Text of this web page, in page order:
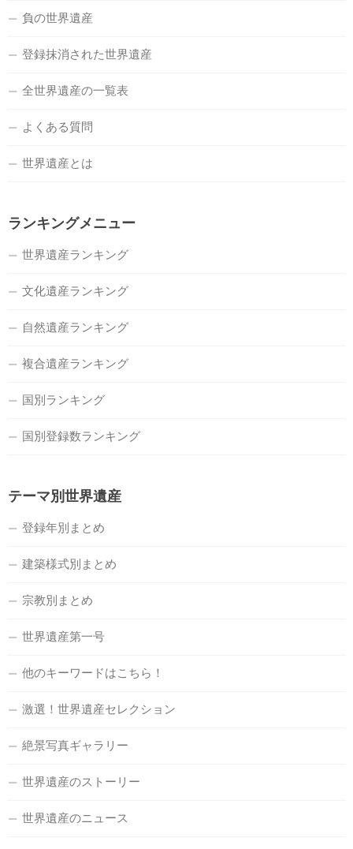
負の世界遺産
登録抹消された世界遺産
全世界遺産の一覧表
よくある質問
世界遺産とは
ランキングメニュー
世界遺産ランキング
文化遺産ランキング
自然遺産ランキング
複合遺産ランキング
国別ランキング
国別登録数ランキング
テーマ別世界遺産
登録年別まとめ
建築様式別まとめ
宗教別まとめ
世界遺産第一号
他のキーワードはこちら！
激選！世界遺産セレクション
絶景写真ギャラリー
世界遺産のストーリー
世界遺産のニュース